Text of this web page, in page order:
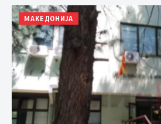
МАКЕДОНИЈА